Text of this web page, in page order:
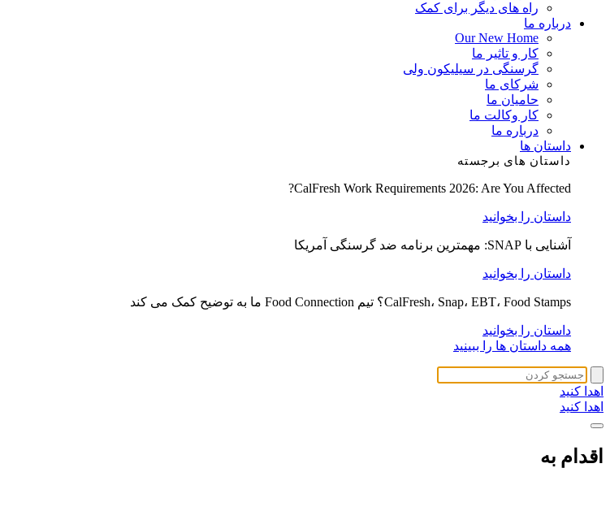
راه های دیگر برای کمک
درباره ما
Our New Home
کار و تاثیر ما
گرسنگی در سیلیکون ولی
شرکای ما
حامیان ما
کار وکالت ما
درباره ما
داستان ها
داستان های برجسته
CalFresh Work Requirements 2026: Are You Affected?
داستان را بخوانید
آشنایی با SNAP: مهمترین برنامه ضد گرسنگی آمریکا
داستان را بخوانید
CalFresh، Snap، EBT، Food Stamps؟ تیم Food Connection ما به توضیح کمک می کند
داستان را بخوانید
همه داستان ها را ببینید
اهدا کنید
اهدا کنید
اقدام به